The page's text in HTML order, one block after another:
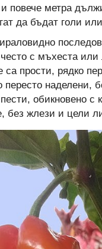
повече метра
да бъдат голи
с мъхеста или
са прости, рядко
пересто наделени,
обикновено с
без жлези и цели